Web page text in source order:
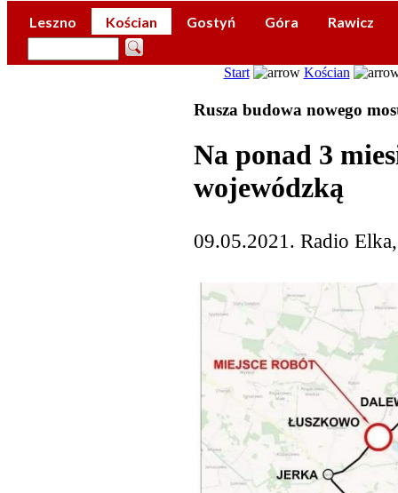
Leszno Kościan Gostyń Góra Rawicz
Start Kościan
Rusza budowa nowego
Na ponad 3
wojewódzką
09.05.2021. Radio